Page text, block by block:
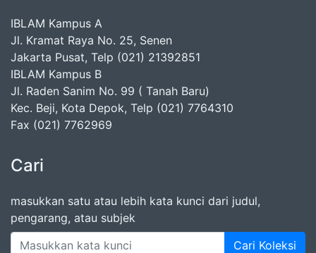
IBLAM Kampus A
Jl. Kramat Raya No. 25, Senen
Jakarta Pusat, Telp (021) 21392851
IBLAM Kampus B
Jl. Raden Sanim No. 99 ( Tanah Baru)
Kec. Beji, Kota Depok, Telp (021) 7764310
Fax (021) 7762969
Cari
masukkan satu atau lebih kata kunci dari judul,
pengarang, atau subjek
Cari Koleksi